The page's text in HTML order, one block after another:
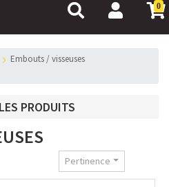
0
embouts / visseuses
PRODUITS
Pertinence